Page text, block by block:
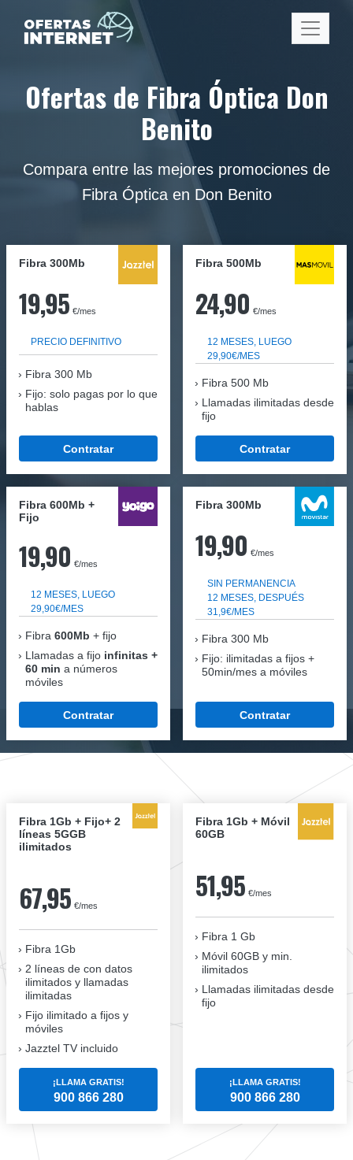
Ofertas de Fibra Óptica Don
Benito
Compara entre las mejores promociones de
Fibra Óptica en Don Benito
Fibra 300Mb
19,95 €/mes
PRECIO DEFINITIVO
Fibra 300 Mb
Fijo: solo pagas por lo que
hablas
Contratar
Fibra 500Mb
24,90 €/mes
12 MESES, LUEGO
29,90€/MES
Fibra 500 Mb
Llamadas ilimitadas desde
fijo
Contratar
Fibra 600Mb +
Fijo
19,90 €/mes
12 MESES, LUEGO
29,90€/MES
Fibra 600Mb + fijo
Llamadas a fijo infinitas +
60 min a números
móviles
Contratar
Fibra 300Mb
19,90 €/mes
SIN PERMANENCIA
12 MESES, DESPUÉS
31,9€/MES
Fibra 300 Mb
Fijo: ilimitadas a fijos +
50min/mes a móviles
Contratar
Fibra 1Gb + Fijo+ 2
líneas 5GGB
ilimitados
67,95 €/mes
Fibra 1Gb
2 líneas de con datos
ilimitados y llamadas
ilimitadas
Fijo ilimitado a fijos y
móviles
Jazztel TV incluido
¡LLAMA GRATIS!
900 866 280
Fibra 1Gb + Móvil
60GB
51,95 €/mes
Fibra 1 Gb
Móvil 60GB y min.
ilimitados
Llamadas ilimitadas desde
fijo
¡LLAMA GRATIS!
900 866 280